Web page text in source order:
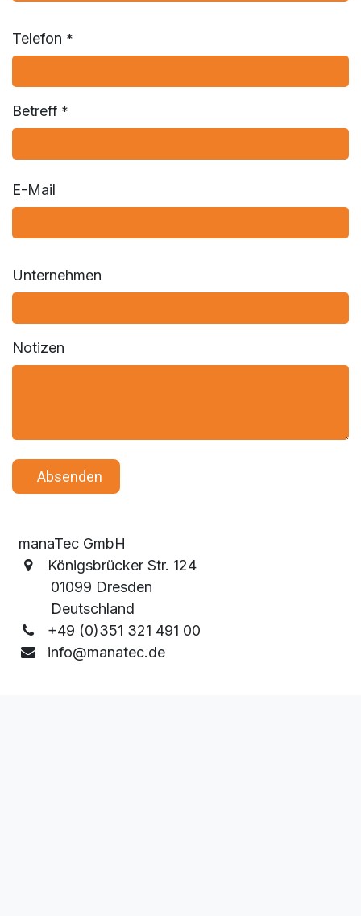
Telefon *
Betreff *
E-Mail
Unternehmen
Notizen
​ ​ Abse​​​​nden
manaTec GmbH
Königsbrücker Str. 124
01099 Dresden
Deutschland
+49 (0)351 321 491 00
info@manatec.de